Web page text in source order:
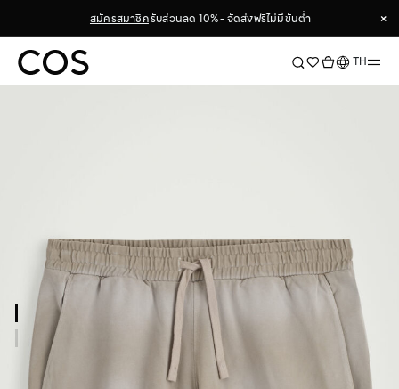
สมัครสมาชิกรับส่วนลด 10% - จัดส่งฟรีไม่มีขั้นต่ำ
×
×
ภาษาTH